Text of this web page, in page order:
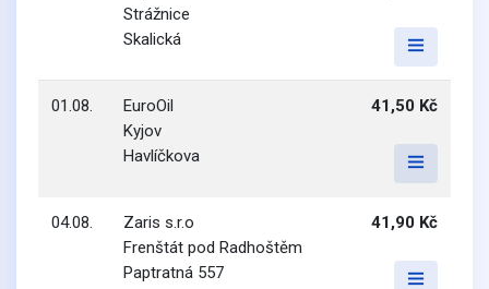
Strážnice
Skalická
01.08.
EuroOil
Kyjov
Havlíčkova
41,50 Kč
04.08.
Zaris s.r.o
Frenštát pod Radhoštěm
Paptratná 557
41,90 Kč